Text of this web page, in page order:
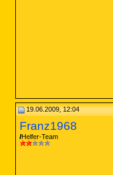
19.06.2009, 12:04
Franz1968
Helfer-Team